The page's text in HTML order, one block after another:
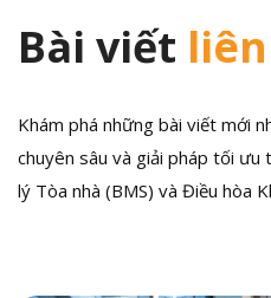
Bài viết
Khám phá những bài viết mới
chuyên sâu và giải pháp tối
lý Tòa nhà (BMS) và Điều hòa